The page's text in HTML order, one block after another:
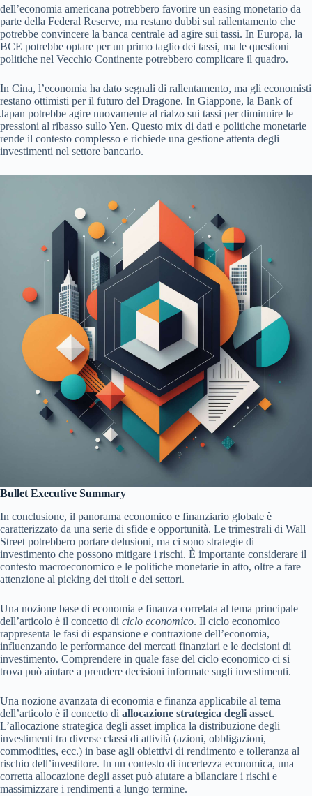
dell’economia americana potrebbero favorire un easing monetario da
parte della Federal Reserve, ma restano dubbi sul rallentamento che
potrebbe convincere la banca centrale ad agire sui tassi. In Europa, la
BCE potrebbe optare per un primo taglio dei tassi, ma le questioni
politiche nel Vecchio Continente potrebbero complicare il quadro.
In Cina, l’economia ha dato segnali di rallentamento, ma gli economisti
restano ottimisti per il futuro del Dragone. In Giappone, la Bank of
Japan potrebbe agire nuovamente al rialzo sui tassi per diminuire le
pressioni al ribasso sullo Yen. Questo mix di dati e politiche monetarie
rende il contesto complesso e richiede una gestione attenta degli
investimenti nel settore bancario.
Bullet Executive Summary
In conclusione, il panorama economico e finanziario globale è
caratterizzato da una serie di sfide e opportunità. Le trimestrali di Wall
Street potrebbero portare delusioni, ma ci sono strategie di
investimento che possono mitigare i rischi. È importante considerare il
contesto macroeconomico e le politiche monetarie in atto, oltre a fare
attenzione al picking dei titoli e dei settori.
Una nozione base di economia e finanza correlata al tema principale
dell’articolo è il concetto di ciclo economico. Il ciclo economico
rappresenta le fasi di espansione e contrazione dell’economia,
influenzando le performance dei mercati finanziari e le decisioni di
investimento. Comprendere in quale fase del ciclo economico ci si
trova può aiutare a prendere decisioni informate sugli investimenti.
Una nozione avanzata di economia e finanza applicabile al tema
dell’articolo è il concetto di allocazione strategica degli asset.
L’allocazione strategica degli asset implica la distribuzione degli
investimenti tra diverse classi di attività (azioni, obbligazioni,
commodities, ecc.) in base agli obiettivi di rendimento e tolleranza al
rischio dell’investitore. In un contesto di incertezza economica, una
corretta allocazione degli asset può aiutare a bilanciare i rischi e
massimizzare i rendimenti a lungo termine.